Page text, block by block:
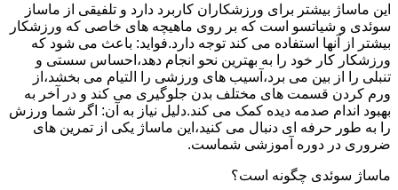
این ماساژ بیشتر برای ورزشکاران کاربرد دارد و تلفیقی از ماساز
سوئدی و شیاتسو است که بر روی ماهیچه های خاصی که ورزشکار
بیشتر از آنها استفاده می کند توجه دارد.فواید: باعث می شود که
ورزشکار کار خود را به بهترین نحو انجام دهد،احساس سستی و
تنبلی را از بین می برد،آسیب های ورزشی را التیام می بخشد،از
ورم کردن قسمت های مختلف بدن جلوگیری می کند و در آخر به
بهبود اندام صدمه دیده کمک می کند.دلیل نیاز به آن: اگر شما ورزش
را به طور حرفه ای دنبال می کنید،این ماساژ یکی از تمرین های
ضروری در دوره آموزشی شماست.
ماساژ سوئدی چگونه است؟